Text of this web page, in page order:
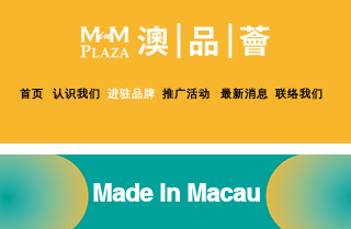
首页 认识我们 进驻品牌 推广活动 最新消息 联络我们
Made in Macau